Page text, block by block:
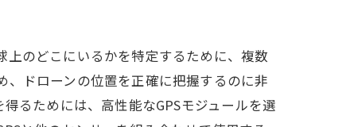
のどこにいるかを特定するために、複数
ドローンの位置を正確に把握するのに非
るためには、高性能なGPSモジュールを選